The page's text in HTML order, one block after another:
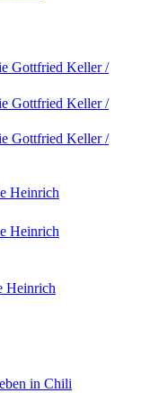
Gottfried Keller /
Gottfried Keller /
Gottfried Keller /
Heinrich
Heinrich
Heinrich
in Chili